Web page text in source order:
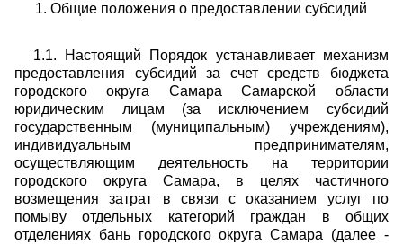
1. Общие положения о предоставлении субсидий
1.1. Настоящий Порядок устанавливает механизм
предоставления субсидий за счет средств бюджета
городского округа Самара Самарской области
юридическим лицам (за исключением субсидий
государственным (муниципальным) учреждениям),
индивидуальным предпринимателям,
осуществляющим деятельность на территории
городского округа Самара, в целях частичного
возмещения затрат в связи с оказанием услуг по
помыву отдельных категорий граждан в общих
отделениях бань городского округа Самара (далее -